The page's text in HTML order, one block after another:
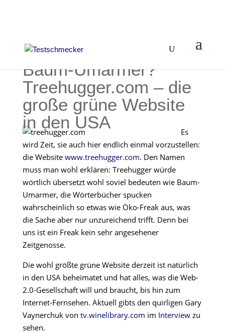
Baum-Umarmer?
Treehugger.com – die
große grüne Website
in den USA
Es
wird Zeit, sie auch hier endlich einmal vorzustellen:
die Website www.treehugger.com. Den Namen
muss man wohl erklären: Treehugger würde
wörtlich übersetzt wohl soviel bedeuten wie Baum-
Umarmer, die Wörterbücher spucken
wahrscheinlich so etwas wie Öko-Freak aus, was
die Sache aber nur unzureichend trifft. Denn bei
uns ist ein Freak kein sehr angesehener
Zeitgenosse.
Die wohl größte grüne Website derzeit ist natürlich
in den USA beheimatet und hat alles, was die Web-
2.0-Gesellschaft will und braucht, bis hin zum
Internet-Fernsehen. Aktuell gibts den quirligen Gary
Vaynerchuk von tv.winelibrary.com im Interviewzu
sehen.